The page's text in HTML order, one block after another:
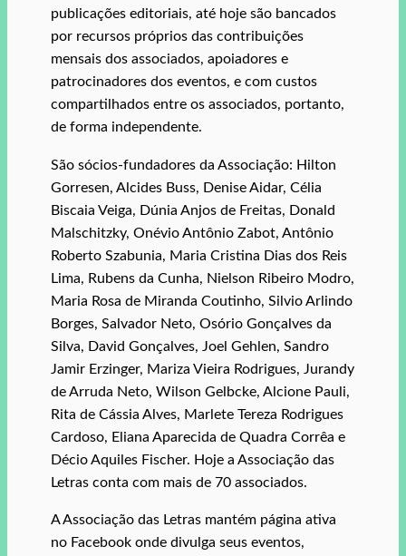
publicações editoriais, até hoje são bancados
por recursos próprios das contribuições
mensais dos associados, apoiadores e
patrocinadores dos eventos, e com custos
compartilhados entre os associados, portanto,
de forma independente.
São sócios-fundadores da Associação: Hilton
Gorresen, Alcides Buss, Denise Aidar, Célia
Biscaia Veiga, Dúnia Anjos de Freitas, Donald
Malschitzky, Onévio Antônio Zabot, Antônio
Roberto Szabunia, Maria Cristina Dias dos Reis
Lima, Rubens da Cunha, Nielson Ribeiro Modro,
Maria Rosa de Miranda Coutinho, Silvio Arlindo
Borges, Salvador Neto, Osório Gonçalves da
Silva, David Gonçalves, Joel Gehlen, Sandro
Jamir Erzinger, Mariza Vieira Rodrigues, Jurandy
de Arruda Neto, Wilson Gelbcke, Alcione Pauli,
Rita de Cássia Alves, Marlete Tereza Rodrigues
Cardoso, Eliana Aparecida de Quadra Corrêa e
Décio Aquiles Fischer. Hoje a Associação das
Letras conta com mais de 70 associados.
A Associação das Letras mantém página ativa
no Facebook onde divulga seus eventos,